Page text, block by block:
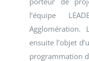
l’équipe
Agglomération.
ensuite l’objet
programmation